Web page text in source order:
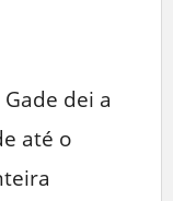
dei a
até o